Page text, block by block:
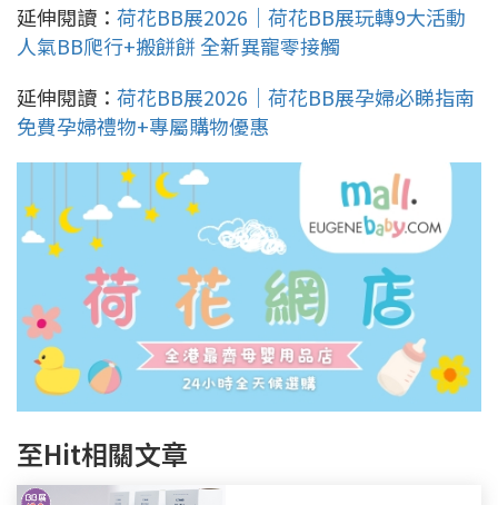
延伸閱讀： 荷花BB展2026｜荷花BB展玩轉9大活動
人氣BB爬行+搬餅餅 全新異寵零接觸
延伸閱讀： 荷花BB展2026｜荷花BB展孕婦必睇指南
免費孕婦禮物+專屬購物優惠
至Hit相關文章